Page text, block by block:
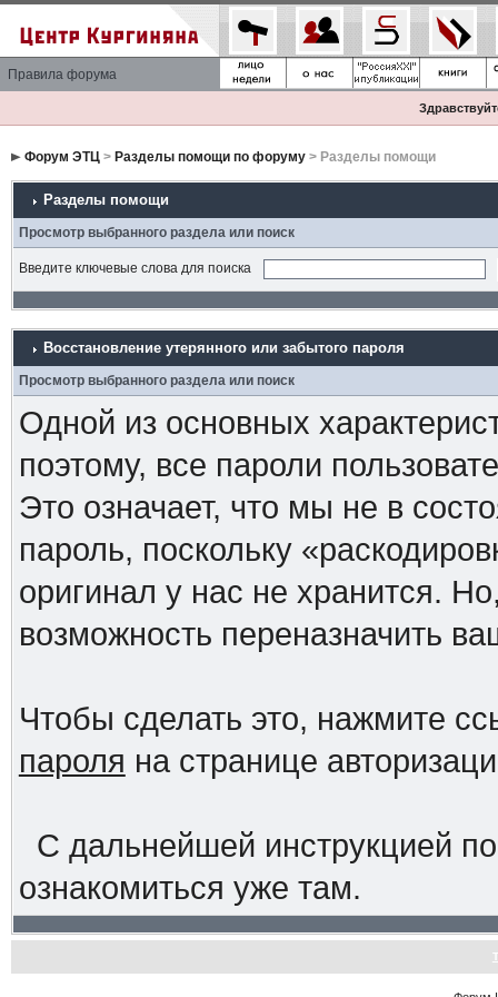
Правила форума
Форум ЭТЦ> Разделы помощи по форуму> Разделы помощи
Разделы помощи
Просмотр выбранного раздела или поиск
Введите ключевые слова для поиска
Восстановление утерянного или забытого пароля
Просмотр выбранного раздела или поиск
Одной из основных
поэтому, все пароли
Это означает, что мы не в
пароль, поскольку
оригинал у нас не хранится.
возможность переназначить
Чтобы сделать это, нажмите
пароля на странице
С дальнейшей инструкцией
ознакомиться уже там.